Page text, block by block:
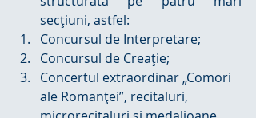
secţiuni, astfel:
Concursul de Interpretare;
Concursul de Creaţie;
Concertul extraordinar „Comori
ale Romanţei”, recitaluri,